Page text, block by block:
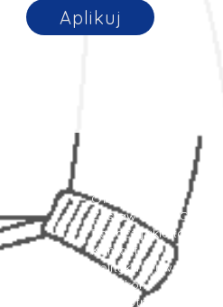
Aplikuj
Oferty pracy
Zostaw swoje CV
Zobacz jakie to proste!
Kontakt
Polityka prywatności
Leksykon
Mapa strony